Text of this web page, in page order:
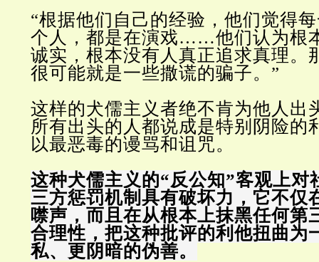
“根据他们自己的经验，他们觉得
个人，都是在演戏……他们认为根
诚实，根本没有人真正追求真理。
很可能就是一些撒谎的骗子。”
这样的犬儒主义者绝不肯为他人出
所有出头的人都说成是特别阴险的
以最恶毒的谩骂和诅咒。
这种犬儒主义的“反公知”客观上对
三方惩罚机制具有破坏力，它不仅
噤声，而且在从根本上抹黑任何第
合理性，把这种批评的利他扭曲为
私、更阴暗的伪善。